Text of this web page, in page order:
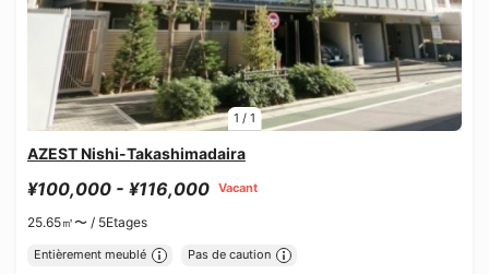
1 / 1
AZEST Nishi-Takashimadaira
¥100,000 - ¥116,000 Vacant
25.65㎡〜 / 5Etages
Entièrement meublé Pas de caution